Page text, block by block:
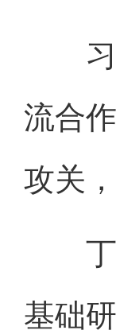
习近
流合
攻关
丁薛
基础